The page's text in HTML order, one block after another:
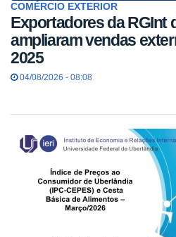
COMÉRCIO EXTERIOR
Exportadores da RGInt
ampliaram vendas
2025
04/08/2026 - 08:08